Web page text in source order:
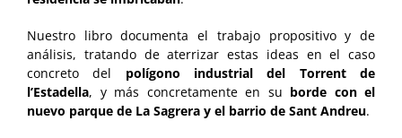
Nuestro libro documenta el trabajo propositivo y de
análisis, tratando de aterrizar estas ideas en el caso
concreto del polígono industrial del Torrent de
l’Estadella, y más concretamente en su borde con el
nuevo parque de La Sagrera y el barrio de Sant Andreu.